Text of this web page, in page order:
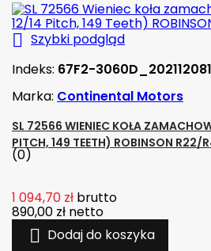
 Szybki podgląd
Indeks: 67F2-
Marka: Continental Motors
SL 72566 WIENIEC KOŁA
PITCH, 149 TEETH) ROBINSON R22/
(0)
1 094,70 zł brutto
890,00 zł netto
 Dodaj do koszyka